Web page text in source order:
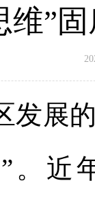
维”
发展
。近